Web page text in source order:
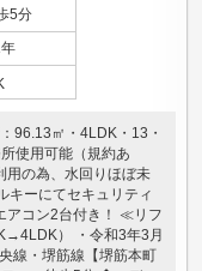
5分
96.13㎡・4LDK・13・
使用可能（規約あ
用の為、水回りほぼ未
キーにてセキュリティ
アコン2台付き！ ≪リフ
） ・令和3年3月
線・堺筋線【堺筋本町